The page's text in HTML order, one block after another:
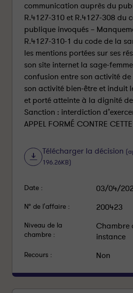
communication auprès du
R.4127-310 et R.4127-308 du
publique invoqués –
R.4127-310-1 du code de la
les mentions portées sur ses
son site internet la sage-
confusion entre son activité
son activité bien-être et induit
et porté atteinte à la dignité
Sanction : interdiction
APPEL FORMÉ CONTRE
Télécharger la décision
196.26KB)
Date : 03/04/
N° de l'affaire : 200423
Niveau de la
chambre :
Chambre
instance
Recours : Non